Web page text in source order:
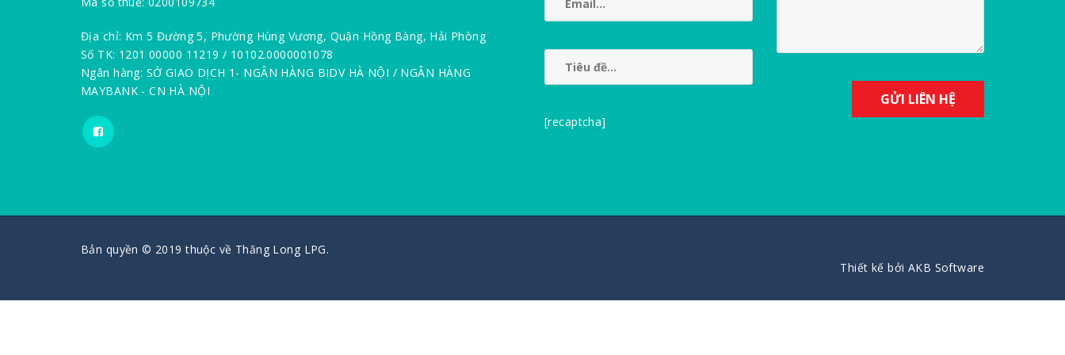
[recaptcha]
Địa chỉ: Km 5 Đường 5, Phường Hùng Vương, Quận Hồng Bàng, Hải Phòng
Số TK: 1201 00000 11219 / 10102.0000001078
Ngân hàng: SỞ GIAO DỊCH 1- NGÂN HÀNG BIDV HÀ NỘI / NGÂN HÀNG
MAYBANK - CN HÀ NỘI
Bản quyền © 2019 thuộc về Thăng Long LPG.
Thiết kế bởi AKB Software